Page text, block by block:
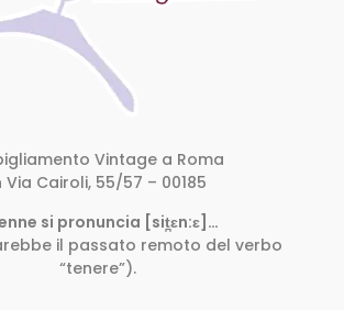
Vintage a Roma
Via Cairoli, 55/57 – 00185
si pronuncia [sit̪ɛn:ɛ]…
il passato remoto del verbo
“tenere”).